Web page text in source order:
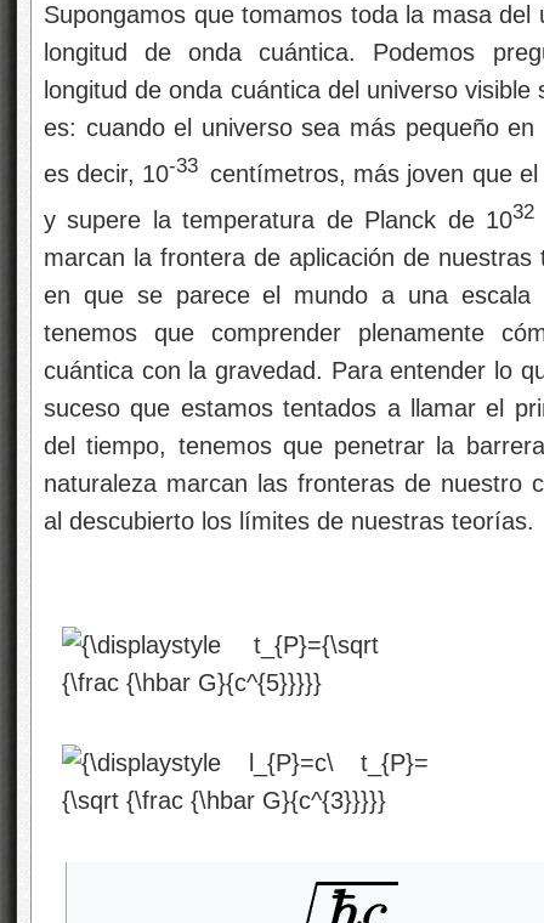
Supongamos que tomamos toda la masa
longitud de onda cuántica. Podemos
longitud de onda cuántica del universo
es: cuando el universo sea más pequeño
es decir, 10-33 centímetros, más joven que
y supere la temperatura de Planck de 1032
marcan la frontera de aplicación de
en que se parece el mundo a una
tenemos que comprender plenamente
cuántica con la gravedad. Para entender lo
suceso que estamos tentados a llamar el
del tiempo, tenemos que penetrar la
naturaleza marcan las fronteras de nuestro
al descubierto los límites de nuestras teorías.